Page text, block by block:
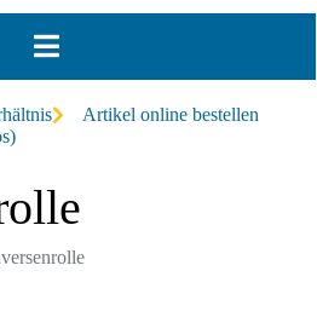
Artikel online bestellen